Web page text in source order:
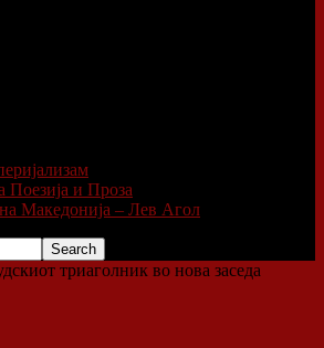
Поезија и Проза
Македонија – Лев Агол
триаголник во нова заседа